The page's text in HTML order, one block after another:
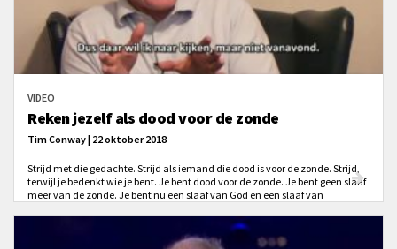
VIDEO
Reken jezelf als dood voor de zonde
Tim Conway | 22 oktober 2018
Strijd met die gedachte. Strijd als iemand die dood is voor de zonde. Strijd,
terwijl je bedenkt wie je bent. Je bent dood voor de zonde. Je bent geen slaaf
meer van de zonde. Je bent nu een slaaf van God en een slaaf van
essentieel, dat is superbelangrijk voor deze strijd.